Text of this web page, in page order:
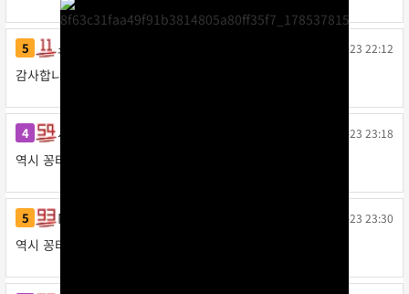
5 소주임 26-05-23 22:12
감사합니다
4 시로 26-05-23 23:18
역시 꽁타 굿!!
5 Note12 26-05-23 23:30
역시 꽁타 최고네요 ㅎㅎ